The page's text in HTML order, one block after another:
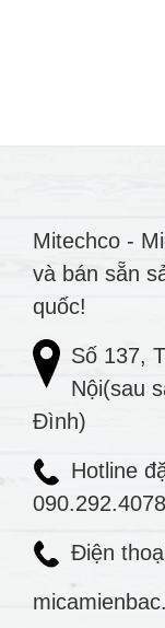
Mitechco -
và bán sẵn
quốc!
Số 137,
Nội(sau
Đình)
Hotline
090.292.4078
Điện